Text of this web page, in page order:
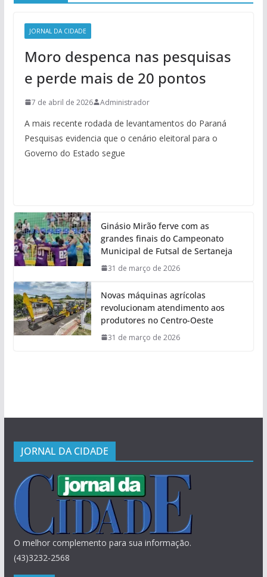
JORNAL DA CIDADE
Moro despenca nas pesquisas
e perde mais de 20 pontos
7 de abril de 2026 Administrador
A mais recente rodada de levantamentos do Paraná
Pesquisas evidencia que o cenário eleitoral para o
Governo do Estado segue
Ginásio Mirão ferve com as
grandes finais do Campeonato
Municipal de Futsal de Sertaneja
31 de março de 2026
Novas máquinas agrícolas
revolucionam atendimento aos
produtores no Centro-Oeste
31 de março de 2026
JORNAL DA CIDADE
O melhor complemento para sua informação.
(43)3232-2568